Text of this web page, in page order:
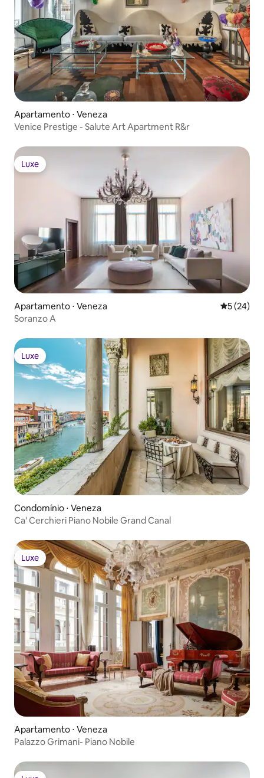
Apartamento ⋅ Veneza
Venice Prestige - Salute Art Apartment R&r
Luxe
Luxe
Apartamento ⋅ Veneza 5 de uma
5 (24)
Soranzo A
Luxe
Luxe
Condomínio ⋅ Veneza
Ca' Cerchieri Piano Nobile Grand Canal
Luxe
Luxe
Apartamento ⋅ Veneza
Palazzo Grimani- Piano Nobile